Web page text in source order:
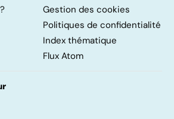
Gestion des cookies
Politiques de confidentialité
Index thématique
Flux Atom